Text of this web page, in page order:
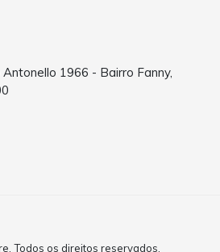
1966 - Bairro Fanny,
Todos os direitos reservados.